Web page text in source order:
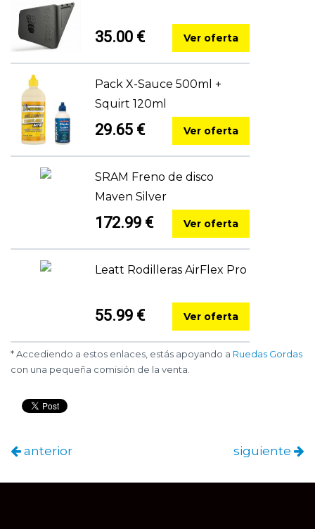
35.00 € Ver oferta
Pack X-Sauce 500ml +
Squirt 120ml
29.65 € Ver oferta
SRAM Freno de disco
Maven Silver
172.99 € Ver oferta
Leatt Rodilleras AirFlex Pro
55.99 € Ver oferta
* Accediendo a estos enlaces, estás apoyando a Ruedas Gordas
con una pequeña comisión de la venta.
anterior siguiente